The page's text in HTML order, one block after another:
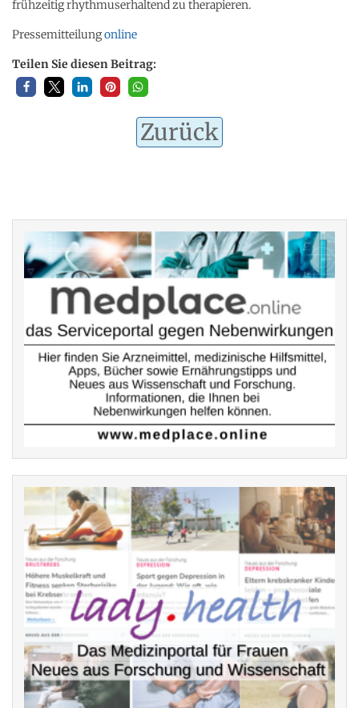
frühzeitig rhythmuserhaltend zu therapieren.
Pressemitteilungonline
Teilen Sie diesen Beitrag:
Zurück